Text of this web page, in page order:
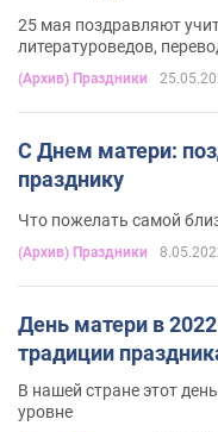
25 мая поздравляют
литературоведов,
(Архив) Праздники
С Днем матери:
празднику
Что пожелать самой
(Архив) Праздники
День матери в
традиции
В нашей стране этот
уровне